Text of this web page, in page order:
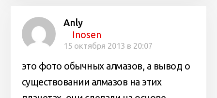
Anly
Inosen
15 октября 2013 в 20:07
это фото обычных алмазов, а вывод о
существовании алмазов на этих